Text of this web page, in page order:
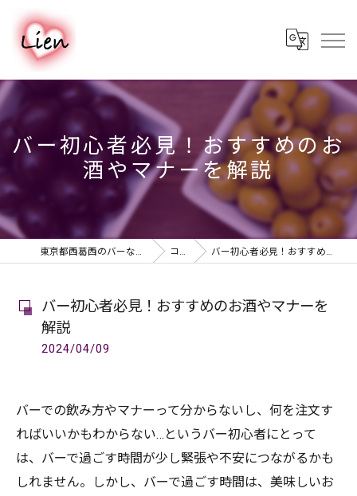
バー初心者必見！おすすめのお
酒やマナーを解説
東京都西葛西のバーならPUB & BAR Lien コラム バー初心者必見！おすすめのお酒やマナーを解説
バー初心者必見！おすすめのお酒やマナーを
解説
2024/04/09
バーでの飲み方やマナーって分からないし、何を注文す
ればいいかもわからない…というバー初心者にとって
は、バーで過ごす時間が少し緊張や不安につながるかも
しれません。しかし、バーで過ごす時間は、美味しいお